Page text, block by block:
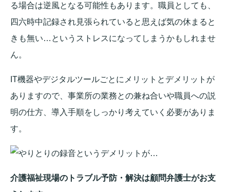
る場合は逆風となる可能性もあります。職員としても、
四六時中記録され見張られていると思えば気の休まると
きも無い…というストレスになってしまうかもしれませ
ん。
IT機器やデジタルツールごとにメリットとデメリットが
ありますので、事業所の業務との兼ね合いや職員への説
明の仕方、導入手順をしっかり考えていく必要がありま
す。
介護福祉現場のトラブル予防・解決は顧問弁護士がお支